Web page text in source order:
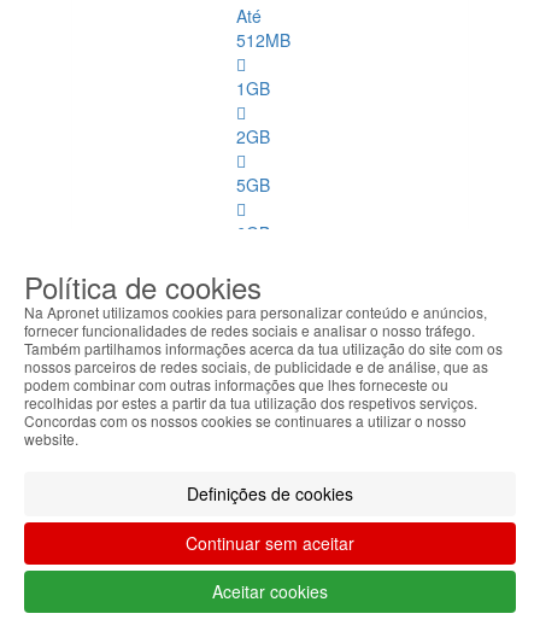
Até
512MB
1GB
2GB
5GB
6GB
Controladoras
Controladoras
Ver
todos
Portas
Spares
PC
Spares PC
Política de cookies
Na Apronet utilizamos cookies para personalizar conteúdo e anúncios,
fornecer funcionalidades de redes sociais e analisar o nosso tráfego.
Também partilhamos informações acerca da tua utilização do site com os
nossos parceiros de redes sociais, de publicidade e de análise, que as
podem combinar com outras informações que lhes forneceste ou
recolhidas por estes a partir da tua utilização dos respetivos serviços.
Concordas com os nossos cookies se continuares a utilizar o nosso
website.
Definições de cookies
Continuar sem aceitar
Aceitar cookies